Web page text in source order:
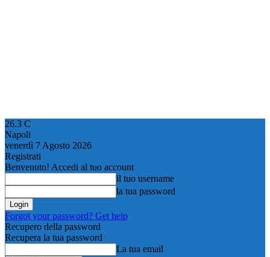
26.3 C
Napoli
venerdì 7 Agosto 2026
Registrati
Benvenuto! Accedi al tuo account
il tuo username
la tua password
Forgot your password? Get help
Recupero della password
Recupera la tua password
La tua email